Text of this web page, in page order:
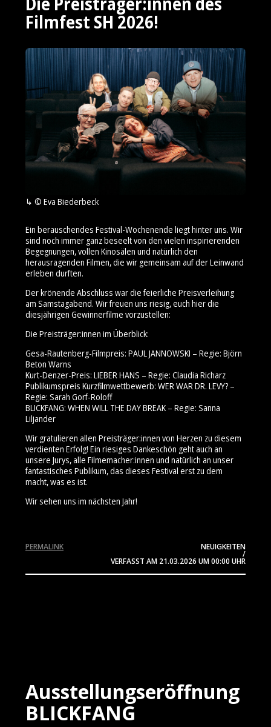
Filmfest SH 2026!
© Eva Biederbeck
Ein berauschendes Festival-Wochenende liegt hinter uns. Wir
sind noch immer ganz beseelt von den vielen inspirierenden
Begegnungen, vollen Kinosälen und natürlich den
herausragenden Filmen, die wir gemeinsam auf der Leinwand
erleben durften.
Der krönende Abschluss war die feierliche Preisverleihung
am Samstagabend. Wir freuen uns riesig, euch hier die
diesjährigen Gewinnerfilme vorzustellen:
Die Preisträger:innen im Überblick:
Gesa-Rautenberg-Filmpreis: PAUL JANNOWSKI – Regie: Björn
Beton Warns
Kurt-Denzer-Preis: LIEBER HANS – Regie: Claudia Richarz
Publikumspreis Kurzfilmwettbewerb: WER WAR DR. LEVY? –
Regie: Sarah Gorf-Roloff
BLICKFANG: WHEN WILL THE DAY BREAK – Regie: Sanna
Liljander
Wir gratulieren allen Preisträger:innen von Herzen zu diesem
verdienten Erfolg! Ein riesiges Dankeschön geht auch an
unsere Jurys, alle Filmemacher:innen und natürlich an unser
fantastisches Publikum, das dieses Festival erst zu dem
macht, was es ist.
Wir sehen uns im nächsten Jahr!
NEUIGKEITEN
/
VERFASST AM 21.03.2026 UM 00:00 UHR
PERMALINK
Ausstellungseröffnung
BLICKFANG